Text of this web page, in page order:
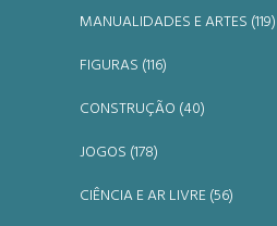
MANUALIDADES E ARTES (119)
FIGURAS (116)
CONSTRUÇÃO (40)
JOGOS (178)
CIÊNCIA E AR LIVRE (56)